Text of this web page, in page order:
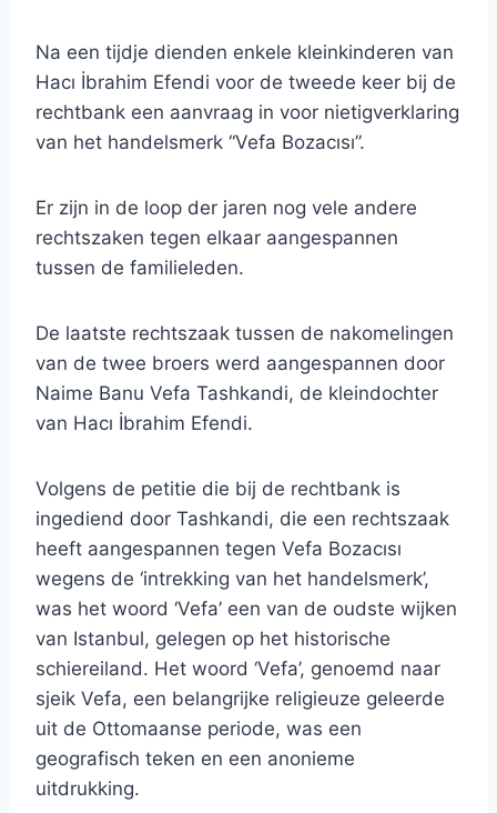
Na een tijdje dienden enkele kleinkinderen van
Hacı İbrahim Efendi voor de tweede keer bij de
rechtbank een aanvraag in voor nietigverklaring
van het handelsmerk “Vefa Bozacısı”.
Er zijn in de loop der jaren nog vele andere
rechtszaken tegen elkaar aangespannen
tussen de familieleden.
De laatste rechtszaak tussen de nakomelingen
van de twee broers werd aangespannen door
Naime Banu Vefa Tashkandi, de kleindochter
van Hacı İbrahim Efendi.
Volgens de petitie die bij de rechtbank is
ingediend door Tashkandi, die een rechtszaak
heeft aangespannen tegen Vefa Bozacısı
wegens de ‘intrekking van het handelsmerk’,
was het woord ‘Vefa’ een van de oudste wijken
van Istanbul, gelegen op het historische
schiereiland. Het woord ‘Vefa’, genoemd naar
sjeik Vefa, een belangrijke religieuze geleerde
uit de Ottomaanse periode, was een
geografisch teken en een anonieme
uitdrukking.